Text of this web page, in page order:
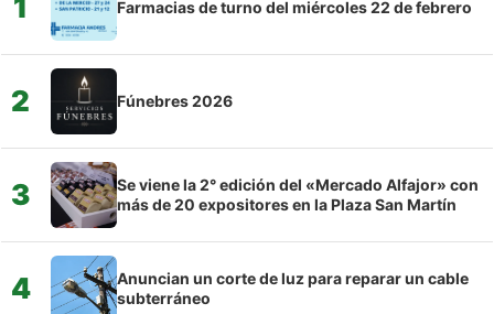
1 Farmacias de turno del miércoles 22 de febrero
2 Fúnebres 2026
3
Se viene la 2° edición del «Mercado Alfajor» con
más de 20 expositores en la Plaza San Martín
4
Anuncian un corte de luz para reparar un cable
subterráneo